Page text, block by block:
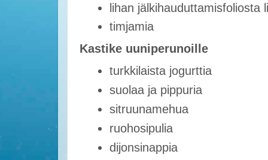
lihan jälkihauduttamisfoliosta
timjamia
Kastike uuniperunoille
turkkilaista jogurttia
suolaa ja pippuria
sitruunamehua
ruohosipulia
dijonsinappia